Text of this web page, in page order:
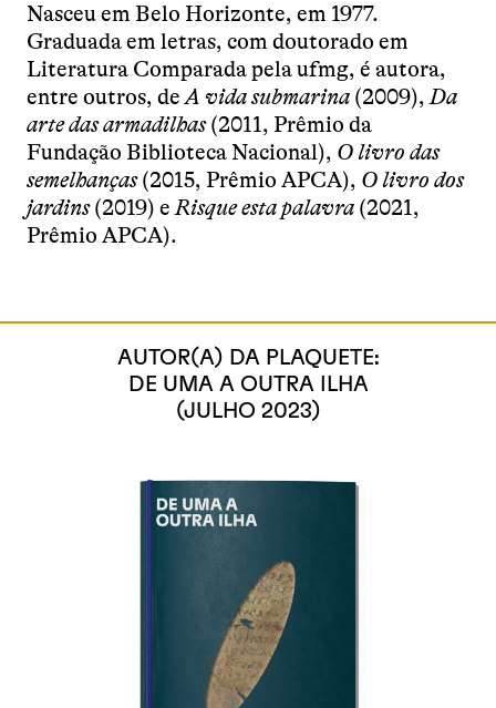
Nasceu em Belo Horizonte, em 1977.
Graduada em letras, com doutorado em
Literatura Comparada pela ufmg, é autora,
entre outros, deA vida submarina (2009),Da
arte das armadilhas(2011, Prêmio da
Fundação Biblioteca Nacional), O livro das
semelhanças(2015, Prêmio APCA), O livro dos
jardins(2019) eRisque esta palavra (2021,
Prêmio APCA).
AUTOR(A) DA PLAQUETE:
DE UMA A OUTRA ILHA
(JULHO 2023)